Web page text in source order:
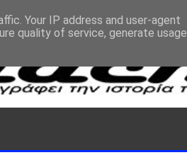
Your IP address and user-agent
quality of service, generate usage